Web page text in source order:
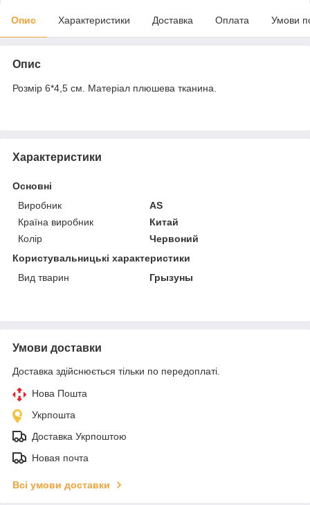
Опис Характеристики Доставка Оплата Умови
Опис
Розмір 6*4,5 см. Матеріал плюшева тканина.
Характеристики
Основні
Виробник
AS
Країна виробник
Китай
Колір
Червоний
Користувальницькі характеристики
Вид тварин
Грызуны
Умови доставки
Доставка здійснюється тільки по передоплаті.
Нова Пошта
Укрпошта
Доставка Укрпоштою
Новая почта
Всі умови доставки